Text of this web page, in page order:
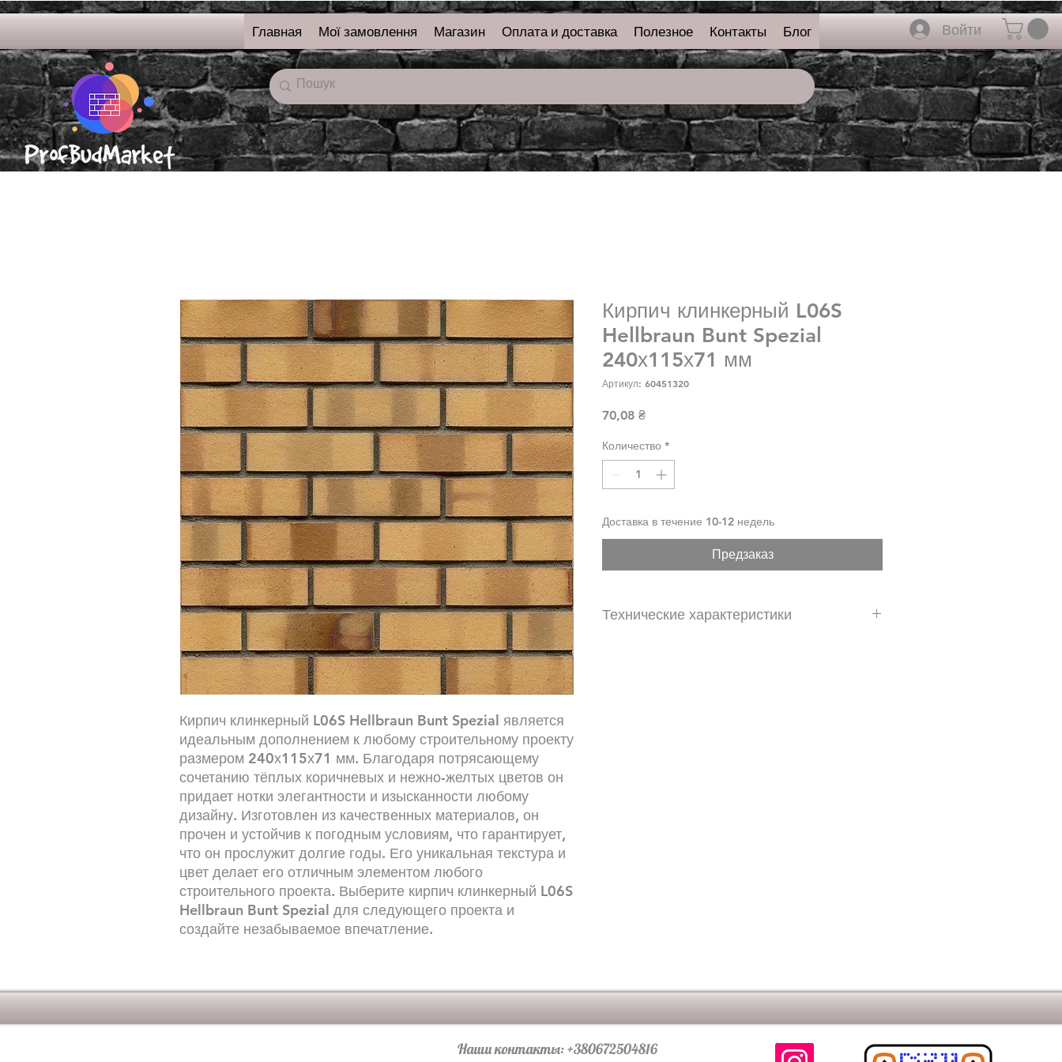
онлайн-магазин
строительных
материалов
Главная Мої замовлення Магазин Оплата и доставка Полезное Контакты Блог Войти
Кирпич клинкерный L06S Hellbraun Bunt Spezial является
идеальным дополнением к любому строительному проекту
размером 240х115х71 мм. Благодаря потрясающему
сочетанию тёплых коричневых и нежно-желтых цветов он
придает нотки элегантности и изысканности любому
дизайну. Изготовлен из качественных материалов, он
прочен и устойчив к погодным условиям, что гарантирует,
что он прослужит долгие годы. Его уникальная текстура и
цвет делает его отличным элементом любого
строительного проекта. Выберите кирпич клинкерный L06S
Hellbraun Bunt Spezial для следующего проекта и
создайте незабываемое впечатление.
Кирпич клинкерный L06S
Hellbraun Bunt Spezial
240х115х71 мм
Артикул: 60451320
70,08 ₴Цена
Количество *
Доставка в течение 10-12 недель
Предзаказ
Технические характеристики
Наши контакты: +380672504816